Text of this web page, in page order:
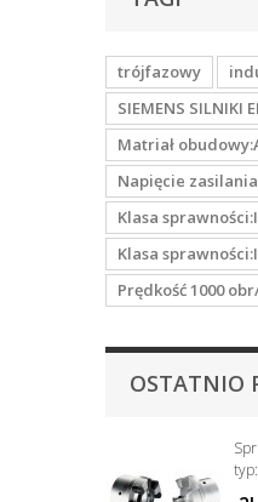
trójfazowy
SIEMENS SILNIKI
Matriał
Napięcie
Klasa
Klasa
Prędkość 1000
OSTATNIO